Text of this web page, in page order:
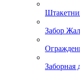
Забор
Заборная